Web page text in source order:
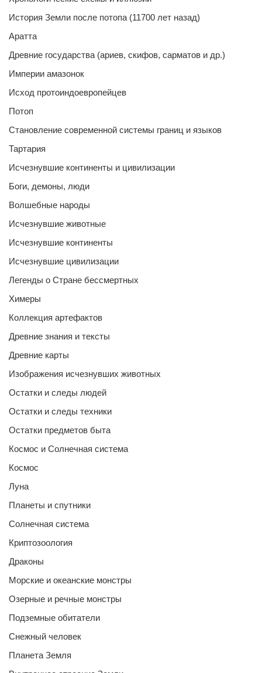
История Земли после потопа (11700 лет назад)
Аратта
Древние государства (ариев, скифов, сарматов и др.)
Империи амазонок
Исход протоиндоевропейцев
Потоп
Становление современной системы границ и языков
Тартария
Исчезнувшие континенты и цивилизации
Боги, демоны, люди
Волшебные народы
Исчезнувшие животные
Исчезнувшие континенты
Исчезнувшие цивилизации
Легенды о Стране бессмертных
Химеры
Коллекция артефактов
Древние знания и тексты
Древние карты
Изображения исчезнувших животных
Остатки и следы людей
Остатки и следы техники
Остатки предметов быта
Космос и Солнечная система
Космос
Луна
Планеты и спутники
Солнечная система
Криптозоология
Драконы
Морские и океанские монстры
Озерные и речные монстры
Подземные обитатели
Снежный человек
Планета Земля